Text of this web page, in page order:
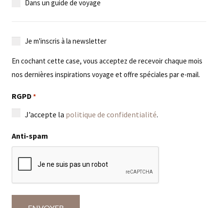
Dans un guide de voyage
Je
à
la
newsletter
Je m'inscris à la newsletter
En cochant cette case, vous acceptez de recevoir chaque mois
nos dernières inspirations voyage et offre spéciales par e-mail.
RGPD *
J’accepte la politique de confidentialité.
Anti-spam